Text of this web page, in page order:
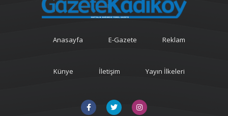
Anasayfa E-Gazete Reklam
Künye İletişim Yayın İlkeleri